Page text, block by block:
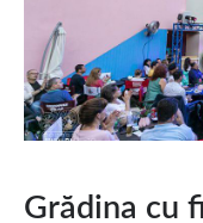
Grădina cu